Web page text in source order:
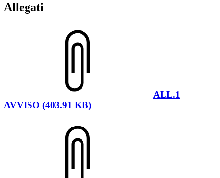
Allegati
ALL.1
AVVISO (403.91 KB)